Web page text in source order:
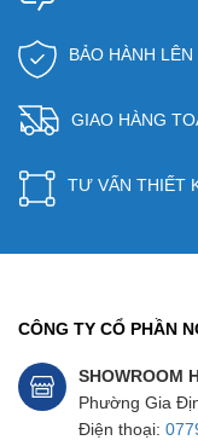
BẢO HÀNH
GIAO HÀNG
TƯ VẤN THIẾT
CÔNG TY CỔ PHẦN
SHOWROOM
Phường Gia
Điện thoại: